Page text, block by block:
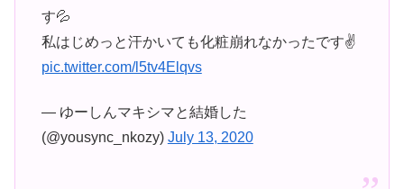
す💦
私はじめっと汗かいても化粧崩れなかったです✌️
pic.twitter.com/l5tv4Elqvs
— ゆーしんマキシマと結婚した
(@yousync_nkozy) July 13, 2020